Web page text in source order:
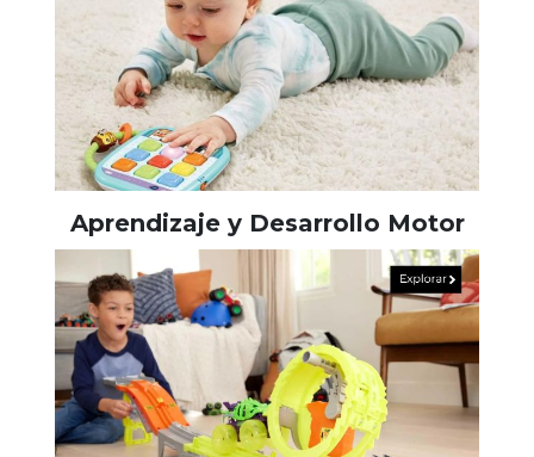
Aprendizaje y Desarrollo Motor